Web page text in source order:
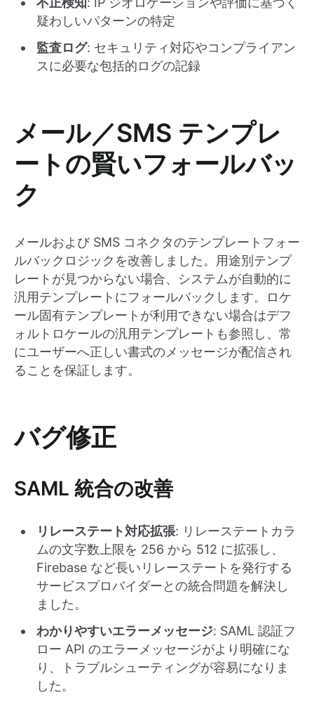
疑わしいパターンの特定
監査ログ: セキュリティ対応やコンプライアン
スに必要な包括的ログの記録
メール／SMS テンプレ
ートの賢いフォールバッ
ク
メールおよび SMS コネクタのテンプレートフォー
ルバックロジックを改善しました。用途別テンプ
レートが見つからない場合、システムが自動的に
汎用テンプレートにフォールバックします。ロケ
ール固有テンプレートが利用できない場合はデフ
ォルトロケールの汎用テンプレートも参照し、常
にユーザーへ正しい書式のメッセージが配信され
ることを保証します。
バグ修正
SAML 統合の改善
リレーステート対応拡張: リレーステートカラ
ムの文字数上限を 256 から 512 に拡張し、
Firebase など長いリレーステートを発行する
サービスプロバイダーとの統合問題を解決し
ました。
わかりやすいエラーメッセージ: SAML 認証フ
ロー API のエラーメッセージがより明確にな
り、トラブルシューティングが容易になりま
した。